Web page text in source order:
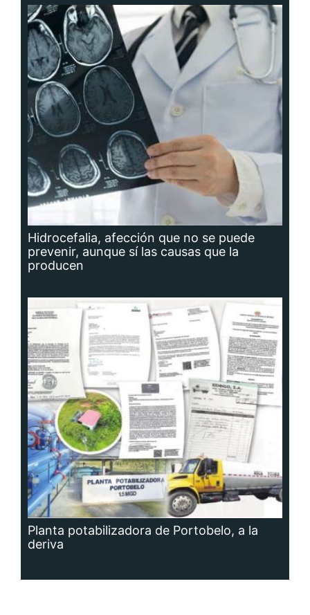
Hidrocefalia, afección que no se puede
prevenir, aunque sí las causas que la
producen
Planta potabilizadora de Portobelo, a la
deriva